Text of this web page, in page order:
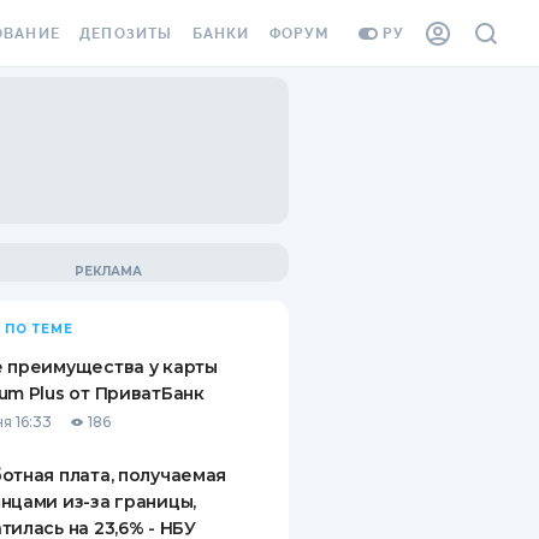
РУ
ВИНЬЕТКА
СОТРУДНИКОВ
ОТ
СЛУЧАЕВ
ДЕПОЗИТЫ
ВОПРОСЫ И ОТВЕТЫ
ПУТЕВОДИТЕЛИ ПО
БАНКИ ФОРУМ
ПО ТЕМЕ
преимущества у карты
Plus от ПриватБанк
16:33 186
плата, получаемая
из-за границы,
на 23,6% - НБУ